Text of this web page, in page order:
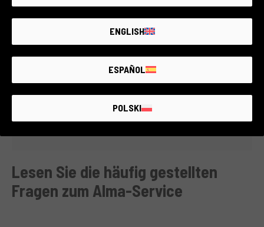
📱 Du erhältst einen Link per SMS (im Geschäft) und
4️⃣ Du erhältst die Bestätigung und… der Kauf
📦 Online versenden wir deine Bestellung sofort und
Lesen Sie die häufig gestellten
Fragen zum Alma-Service
ENGLISH
ESPAÑOL
POLSKI